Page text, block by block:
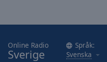
Online Radio
Sverige
Språk:
Svenska